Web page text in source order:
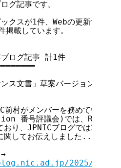
グ記事です。
クスが1件、Webの更新情報が
掲載しています。
ログ記事 計1件
ス文書」草案バージョン2公開
前村がメンバーを務めてい
番号評議会)では、RIR設立
り、JPNICブログでは2024年
してお伝えしました...
2025/